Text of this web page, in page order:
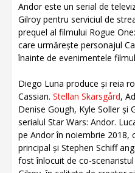
Andor este un serial de
Gilroy pentru serviciul de
prequel al filmului Rogue
care urmărește personajul
înainte de evenimentele
Diego Luna produce și reia
Cassian. Stellan Skarsgård,
Denise Gough, Kyle Soller și
serialul Star Wars: Andor.
pe Andor în noiembrie 2018,
principal și Stephen Schiff
fost înlocuit de co-